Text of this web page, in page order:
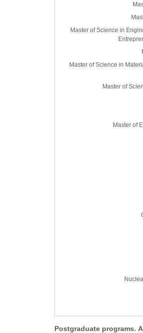
Master of Science in
Master of Science in
Master of
Master of
Postgraduate programs.